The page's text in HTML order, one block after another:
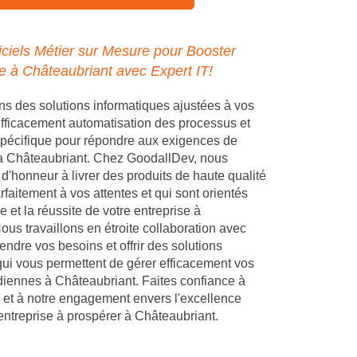
Métier sur Mesure pour Booster
à Châteaubriant avec Expert IT!
des solutions informatiques ajustées à vos
automatisation des processus et
pour répondre aux exigences de
Châteaubriant. Chez GoodallDev, nous
à livrer des produits de haute qualité
à vos attentes et qui sont orientés
et la réussite de votre entreprise à
travaillons en étroite collaboration avec
vos besoins et offrir des solutions
vous permettent de gérer efficacement vos
à Châteaubriant. Faites confiance à
à notre engagement envers l'excellence
à prospérer à Châteaubriant.